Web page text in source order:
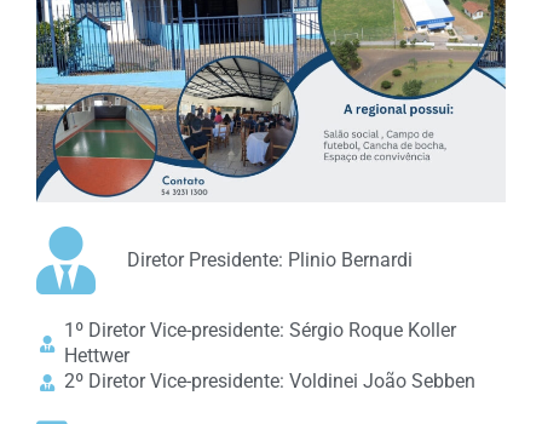
Diretor Presidente: Plinio Bernardi
1º Diretor Vice-presidente: Sérgio Roque Koller
Hettwer
2º Diretor Vice-presidente: Voldinei João Sebben